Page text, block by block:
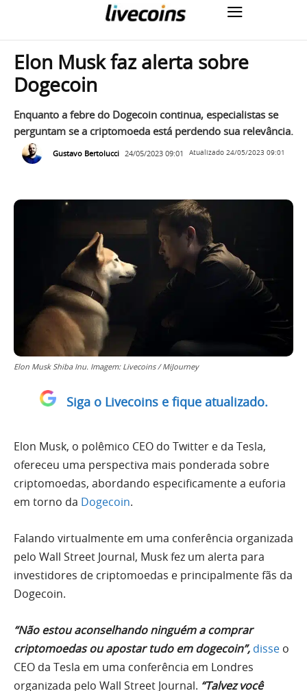
Elon Musk faz alerta sobre
Dogecoin
Enquanto a febre do Dogecoin continua, especialistas se
perguntam se a criptomoeda está perdendo sua relevância.
Gustavo Bertolucci 24/05/2023 09:01 Atualizado 24/05/2023 09:01
Elon Musk Shiba Inu. Imagem: Livecoins / MiJourney
Siga o Livecoins e fique atualizado.
Elon Musk, o polêmico CEO do Twitter e da Tesla,
ofereceu uma perspectiva mais ponderada sobre
criptomoedas, abordando especificamente a euforia
em torno da Dogecoin.
Falando virtualmente em uma conferência organizada
pelo Wall Street Journal, Musk fez um alerta para
investidores de criptomoedas e principalmente fãs da
Dogecoin.
“Não estou aconselhando ninguém a comprar
criptomoedas ou apostar tudo em dogecoin”, disse o
CEO da Tesla em uma conferência em Londres
organizada pelo Wall Street Journal. “Talvez você